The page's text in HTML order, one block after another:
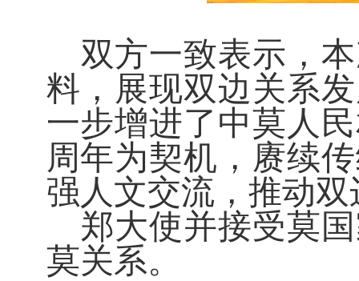
双方一致表示，
料 ，展现双边 关系
一步增进了中莫人
周年为契机，赓续
强人文交流，推动
郑大使并接受莫
莫关系。